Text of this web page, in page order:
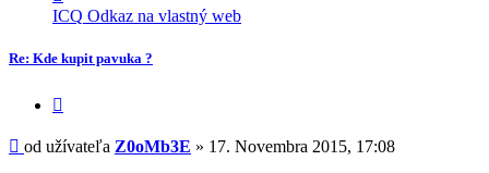
informácie
užívateľa
-
Z0oMb3E
ICQ Odkaz na vlastný web
Re: Kde kupit pavuka ?
Príspevok
od užívateľa Z0oMb3E » 17. Novembra 2015, 17:08